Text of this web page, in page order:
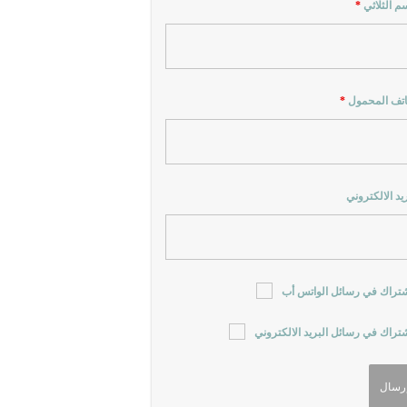
الثلاثي *
المحمول *
الالكتروني
في رسائل الواتس أب
في رسائل البريد الالكتروني